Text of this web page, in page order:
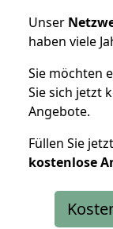
Unser
haben viele
Sie möchten
Sie sich jetzt
Angebote.
Füllen Sie
kostenlose